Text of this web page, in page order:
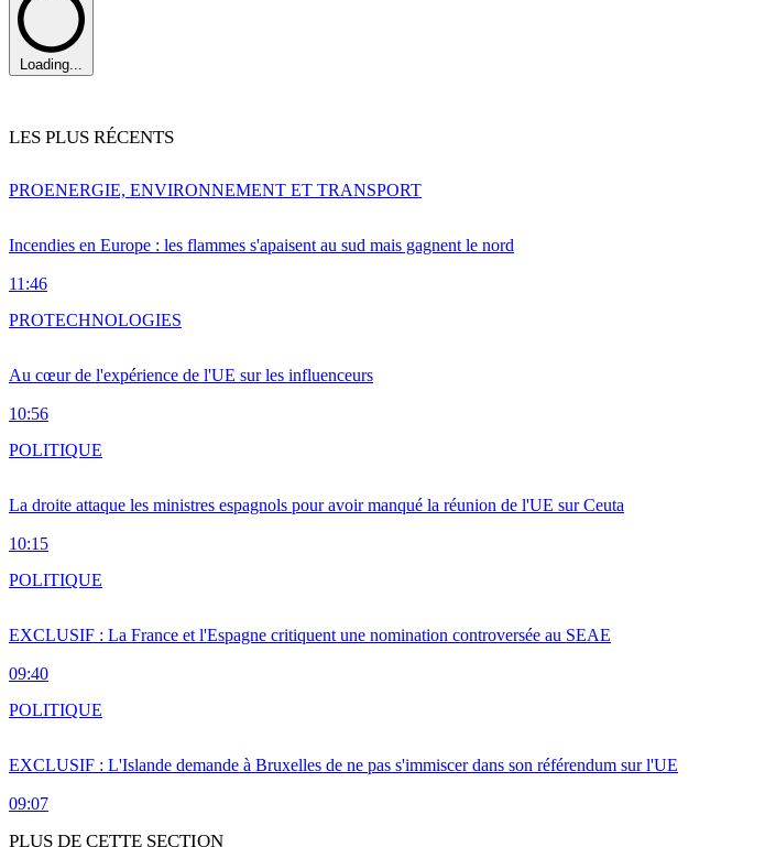
Loading...
LES PLUS RÉCENTS
Incendies en Europe : les flammes s'apaisent au sud mais gagnent le nord
11:46
PROENERGIE, ENVIRONNEMENT ET TRANSPORT
Au cœur de l'expérience de l'UE sur les influenceurs
10:56
PROTECHNOLOGIES
La droite attaque les ministres espagnols pour avoir manqué la réunion de l'UE sur Ceuta
10:15
POLITIQUE
EXCLUSIF : La France et l'Espagne critiquent une nomination controversée au SEAE
09:40
POLITIQUE
EXCLUSIF : L'Islande demande à Bruxelles de ne pas s'immiscer dans son référendum sur l'UE
09:07
POLITIQUE
PLUS DE CETTE SECTION